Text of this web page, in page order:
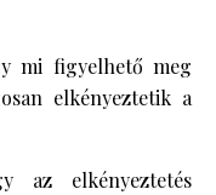
mi figyelhető meg
elkényeztetik a
az elkényeztetés